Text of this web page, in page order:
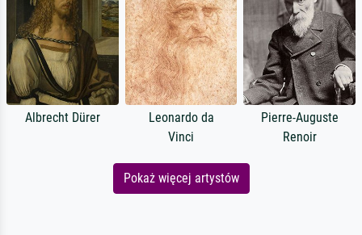
Albrecht Dürer
Leonardo da
Vinci
Pierre-Auguste
Renoir
Pokaż więcej artystów